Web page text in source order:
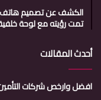
تمت رؤيته مع لوحة
أحدث المقالات
افضل وارخص شركات التأمين